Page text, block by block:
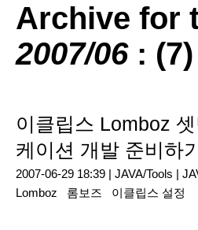
Archive for
2007/06: (7)
이클립스 Lomboz
케이션 개발 준비하
2007-06-29 18:39 | JAVA/Tools |
Lomboz
롬보즈 이클립스 설정